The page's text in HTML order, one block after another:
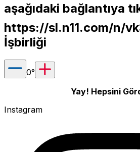
aşağıdaki bağlantıya
https://sl.n11.com/n/
İşbirliği
0°
Yay! Hepsini
Instagram